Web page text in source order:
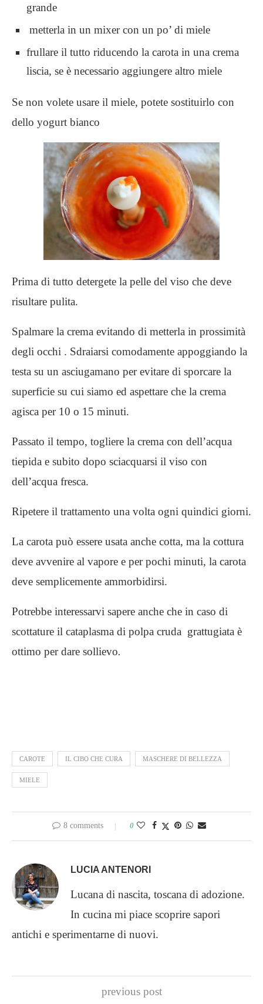
grande
metterla in un mixer con un po’ di miele
frullare il tutto riducendo la carota in una crema
liscia, se è necessario aggiungere altro miele
Se non volete usare il miele, potete sostituirlo con
dello yogurt bianco
Prima di tutto detergete la pelle del viso che deve
risultare pulita.
Spalmare la crema evitando di metterla in prossimità
degli occhi . Sdraiarsi comodamente appoggiando la
testa su un asciugamano per evitare di sporcare la
superficie su cui siamo ed aspettare che la crema
agisca per 10 o 15 minuti.
Passato il tempo, togliere la crema con dell’acqua
tiepida e subito dopo sciacquarsi il viso con
dell’acqua fresca.
Ripetere il trattamento una volta ogni quindici giorni.
La carota può essere usata anche cotta, ma la cottura
deve avvenire al vapore e per pochi minuti, la carota
deve semplicemente ammorbidirsi.
Potrebbe interessarvi sapere anche che in caso di
scottature il cataplasma di polpa cruda grattugiata è
ottimo per dare sollievo.
CAROTE IL CIBO CHE CURA MASCHERE DI BELLEZZA
MIELE
8 comments 0
LUCIA ANTENORI
Lucana di nascita, toscana di adozione.
In cucina mi piace scoprire sapori
antichi e sperimentarne di nuovi.
previous post